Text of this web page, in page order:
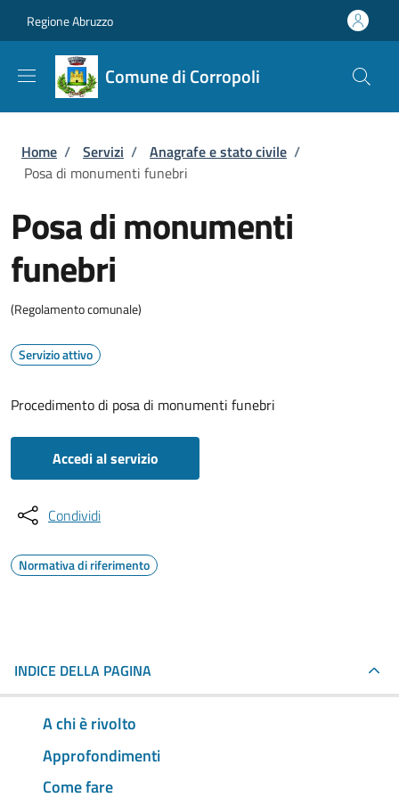
Regione Abruzzo
Comune di Corropoli
Briciole di pane
Home / Servizi / Anagrafe e stato civile /
Posa di monumenti funebri
Posa di monumenti
funebri
(Regolamento comunale)
Servizio attivo
Procedimento di posa di monumenti funebri
Accedi al servizio
Condividi
Normativa di riferimento
INDICE DELLA PAGINA
A chi è rivolto
Approfondimenti
Come fare